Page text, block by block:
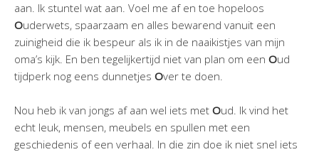
aan. Ik stuntel wat aan. Voel me af en toe hopeloos
Ouderwets, spaarzaam en alles bewarend vanuit een
zuinigheid die ik bespeur als ik in de naaikistjes van mijn
oma’s kijk. En ben tegelijkertijd niet van plan om een Oud
tijdperk nog eens dunnetjes Over te doen.
Nou heb ik van jongs af aan wel iets met Oud. Ik vind het
echt leuk, mensen, meubels en spullen met een
geschiedenis of een verhaal. In die zin doe ik niet snel iets